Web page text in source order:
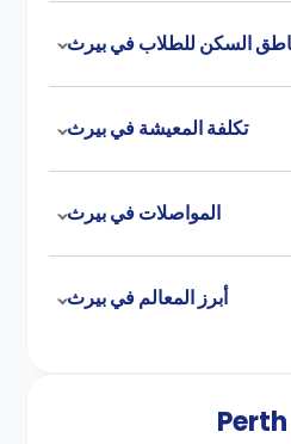
السكن للطلاب في بيرث
تكلفة المعيشة في بيرث
المواصلات في بيرث
أبرز المعالم في بيرث